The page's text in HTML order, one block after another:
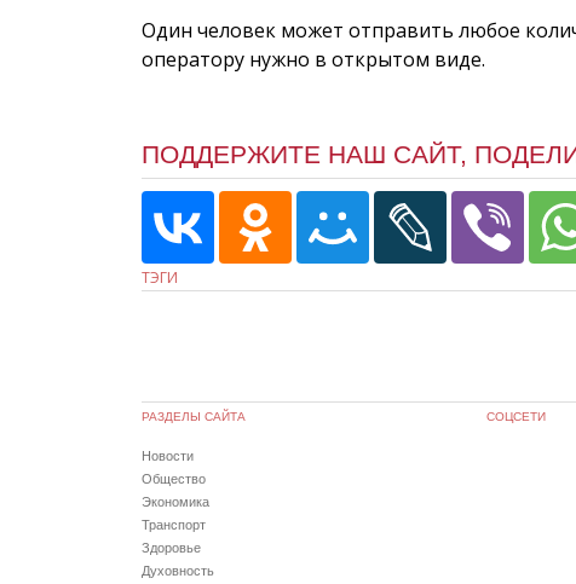
Один человек может отправить любое
оператору нужно в открытом виде.
ПОДДЕРЖИТЕ НАШ САЙТ,
ТЭГИ
РАЗДЕЛЫ САЙТА
Новости
Общество
Экономика
Транспорт
Здоровье
Духовность
СОЦСЕТИ